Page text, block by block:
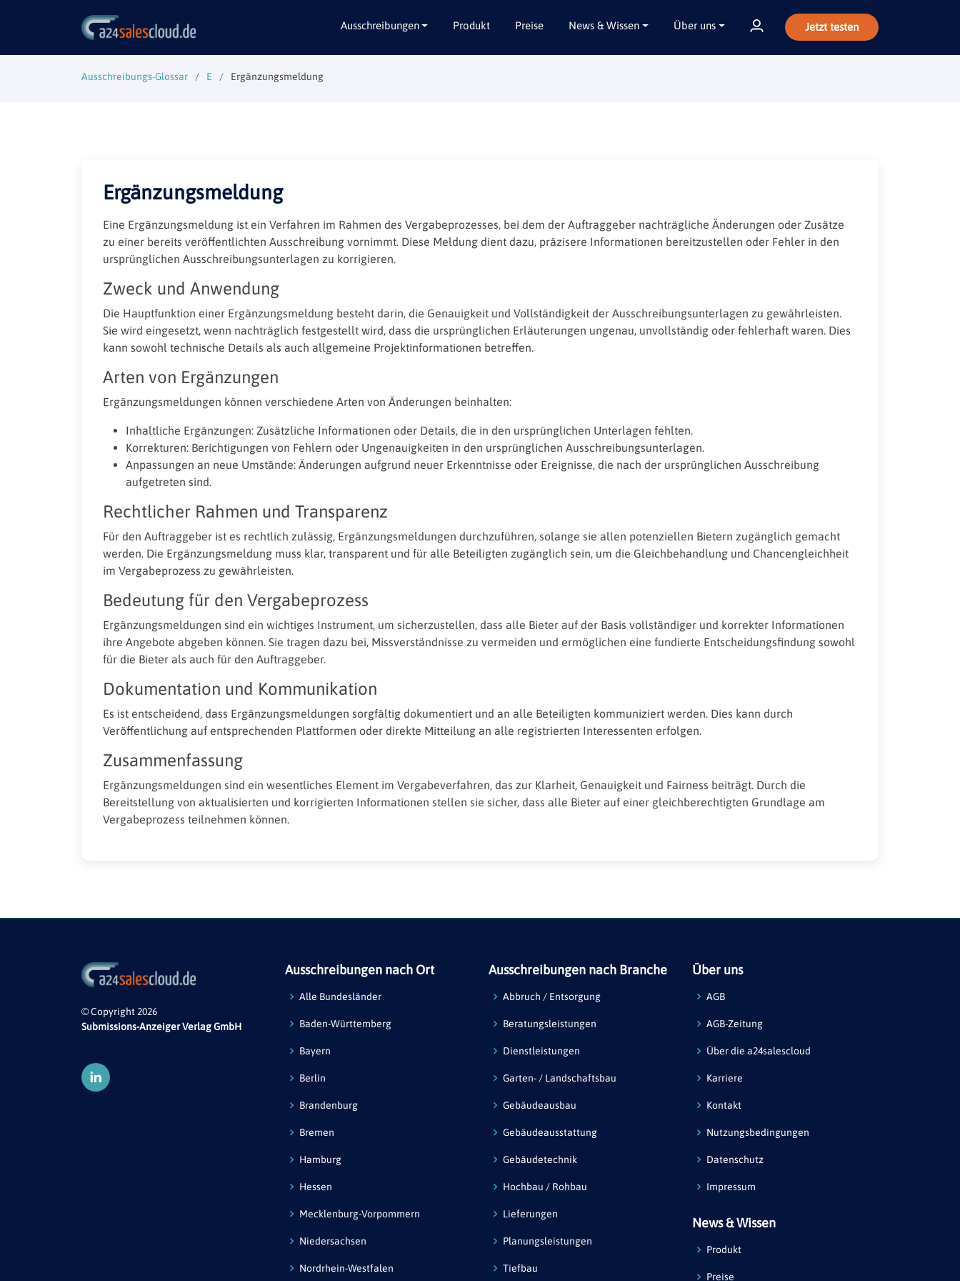
Ausschreibungen
Hamburg
Hessen
Mecklenburg-Vorpommern
Nordrhein-Westfalen
Rheinland-Pfalz
Sachsen-Anhalt
Schleswig-Holstein
Thüringen
Gebäudetechnik
Hochbau / Rohbau
Tiefbau
Verkehrsbau
Produkt Preise News & Wissen Über uns Jetzt testen
Ausschreibungs-Glossar E Ergänzungsmeldung
Ergänzungsmeldung
Eine Ergänzungsmeldung ist ein Verfahren im Rahmen des Vergabeprozesses, bei dem der Auftraggeber nachträgliche Änderungen oder Zusätze
zu einer bereits veröffentlichten Ausschreibung vornimmt. Diese Meldung dient dazu, präzisere Informationen bereitzustellen oder Fehler in den
ursprünglichen Ausschreibungsunterlagen zu korrigieren.
Zweck und Anwendung
Die Hauptfunktion einer Ergänzungsmeldung besteht darin, die Genauigkeit und Vollständigkeit der Ausschreibungsunterlagen zu gewährleisten.
Sie wird eingesetzt, wenn nachträglich festgestellt wird, dass die ursprünglichen Erläuterungen ungenau, unvollständig oder fehlerhaft waren. Dies
kann sowohl technische Details als auch allgemeine Projektinformationen betreffen.
Arten von Ergänzungen
Ergänzungsmeldungen können verschiedene Arten von Änderungen beinhalten:
Inhaltliche Ergänzungen: Zusätzliche Informationen oder Details, die in den ursprünglichen Unterlagen fehlten.
Korrekturen: Berichtigungen von Fehlern oder Ungenauigkeiten in den ursprünglichen Ausschreibungsunterlagen.
Anpassungen an neue Umstände: Änderungen aufgrund neuer Erkenntnisse oder Ereignisse, die nach der ursprünglichen Ausschreibung
aufgetreten sind.
Rechtlicher Rahmen und Transparenz
Für den Auftraggeber ist es rechtlich zulässig, Ergänzungsmeldungen durchzuführen, solange sie allen potenziellen Bietern zugänglich gemacht
werden. Die Ergänzungsmeldung muss klar, transparent und für alle Beteiligten zugänglich sein, um die Gleichbehandlung und Chancengleichheit
im Vergabeprozess zu gewährleisten.
Bedeutung für den Vergabeprozess
Ergänzungsmeldungen sind ein wichtiges Instrument, um sicherzustellen, dass alle Bieter auf der Basis vollständiger und korrekter Informationen
ihre Angebote abgeben können. Sie tragen dazu bei, Missverständnisse zu vermeiden und ermöglichen eine fundierte Entscheidungsfindung sowohl
für die Bieter als auch für den Auftraggeber.
Dokumentation und Kommunikation
Es ist entscheidend, dass Ergänzungsmeldungen sorgfältig dokumentiert und an alle Beteiligten kommuniziert werden. Dies kann durch
Veröffentlichung auf entsprechenden Plattformen oder direkte Mitteilung an alle registrierten Interessenten erfolgen.
Zusammenfassung
Ergänzungsmeldungen sind ein wesentliches Element im Vergabeverfahren, das zur Klarheit, Genauigkeit und Fairness beiträgt. Durch die
Bereitstellung von aktualisierten und korrigierten Informationen stellen sie sicher, dass alle Bieter auf einer gleichberechtigten Grundlage am
Vergabeprozess teilnehmen können.
© Copyright 2026
Submissions-Anzeiger Verlag GmbH
Ausschreibungen nach Ort
Alle Bundesländer
Baden-Württemberg
Bayern
Berlin
Brandenburg
Bremen
Hamburg
Hessen
Mecklenburg-Vorpommern
Niedersachsen
Nordrhein-Westfalen
Ausschreibungen nach Branche
Abbruch / Entsorgung
Beratungsleistungen
Dienstleistungen
Garten- / Landschaftsbau
Gebäudeausbau
Gebäudeausstattung
Gebäudetechnik
Hochbau / Rohbau
Lieferungen
Planungsleistungen
Tiefbau
Über uns
AGB
AGB-Zeitung
Über die a24salescloud
Karriere
Kontakt
Nutzungsbedingungen
Datenschutz
Impressum
News & Wissen
Produkt
Preise